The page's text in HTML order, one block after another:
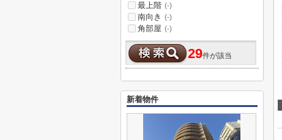
最上階 (-)
南向き (-)
角部屋 (-)
29件が該当
新着物件